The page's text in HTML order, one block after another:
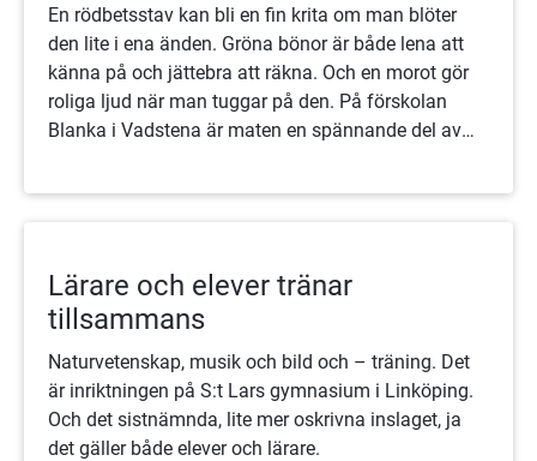
En rödbetsstav kan bli en fin krita om man blöter
den lite i ena änden. Gröna bönor är både lena att
känna på och jättebra att räkna. Och en morot gör
roliga ljud när man tuggar på den. På förskolan
Blanka i Vadstena är maten en spännande del av
Lärare och elever tränar
tillsammans
Naturvetenskap, musik och bild och – träning. Det
är inriktningen på S:t Lars gymnasium i Linköping.
Och det sistnämnda, lite mer oskrivna inslaget, ja
det gäller både elever och lärare.